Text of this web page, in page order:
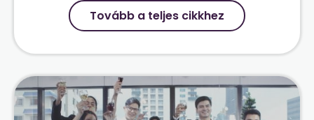
Tovább a teljes cikkhez